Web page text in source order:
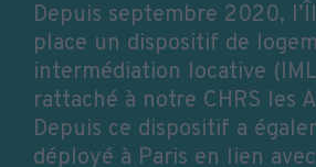
Depuis septembre 2020,
place un dispositif de
intermédiation locative
rattaché à notre CHRS les
Depuis ce dispositif a
déployé à Paris en lien